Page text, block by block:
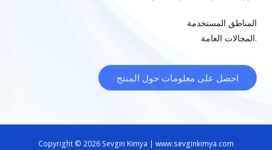
المناطق المستخدمة
المجالات العامة.
احصل على معلومات حول المنتج
Copyright © 2026 Sevgin Kimya | www.sevginkimya.com